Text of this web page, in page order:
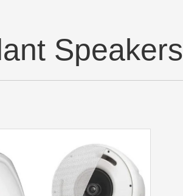
Speakers